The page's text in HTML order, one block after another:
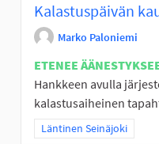
Kalastuspäivän
Marko Paloniemi
ETENEE
Hankkeen avulla
kalastusaiheinen
Rajaa tulokset teeman
Läntinen Seinäjoki